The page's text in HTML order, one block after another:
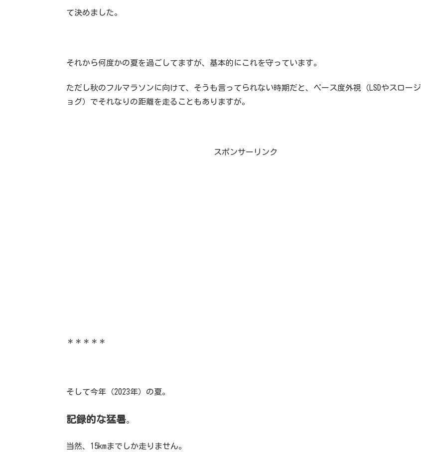
て決めました。
それから何度かの夏を過ごしてますが、基本的にこれを守っています。
ただし秋のフルマラソンに向けて、そうも言ってられない時期だと、ペース度外視（LSDやスロージ
ョグ）でそれなりの距離を走ることもありますが。
スポンサーリンク
＊＊＊＊＊
そして今年（2023年）の夏。
記録的な猛暑。
当然、15kmまでしか走りません。